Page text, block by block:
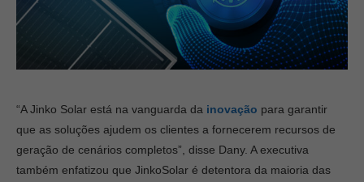
“A Jinko Solar está na vanguarda da inovação para garantir
que as soluções ajudem os clientes a fornecerem recursos de
geração de cenários completos”, disse Dany. A executiva
também enfatizou que JinkoSolar é detentora da maioria das